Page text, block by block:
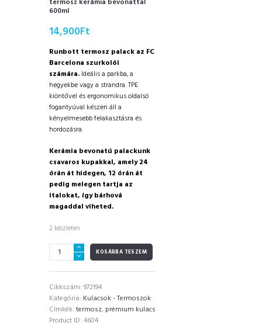
600ml
14,900Ft
Runbott termosz palack az FC
Barcelona szurkolói
számára. Ideális a parkba, a
hegyekbe vagy a strandra. TPE
kiöntővel és ergonomikus oldalsó
fogantyúval készen áll a
kényelmesebb felakasztásra és
hordozásra.
Kerámia bevonatú palackunk
csavaros kupakkal, amely 24
órán át hidegen, 12 órán át
pedig melegen tartja az
italokat, így bárhová
magaddal viheted.
2 készleten
RUNBOTT
Sport
FC
Barca
Piros
termosz
kerámia
bevonattal
KOSÁRBA TESZEM
Cikkszám: 972194
Kategória: Kulacsok - Termoszok
Címkék: termosz, prémium kulacs
Product ID: 4604